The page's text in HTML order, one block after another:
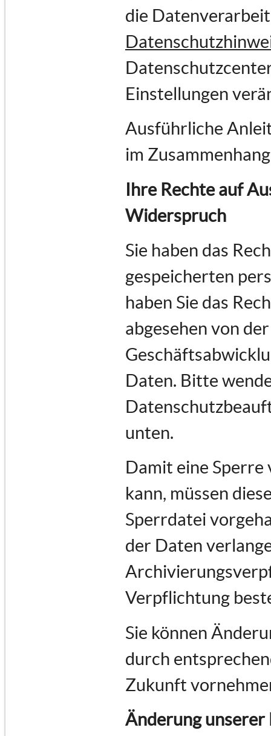
die
Einstellungen
Ausführliche
im
Ihre Rechte auf
Widerspruch
Sie haben das
gespeicherten
haben Sie das
abgesehen von
Daten. Bitte
unten.
Damit eine
kann, müssen
Sperrdatei
der Daten
Verpflichtung
Sie können
durch
Zukunft
Änderung